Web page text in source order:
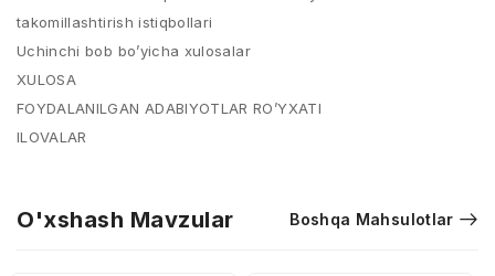
takomillashtirish istiqbollari
Uchinchi bob bo’yicha xulosalar
XULOSA
FOYDALANILGAN ADABIYOTLAR RO’YXATI
ILOVALAR
O'xshash Mavzular Boshqa Mahsulotlar